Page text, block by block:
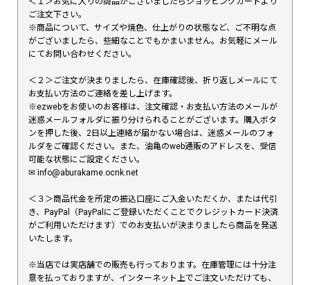
ご注文下さい。
※商品について、サイズや焼色、仕上がりの状態など、ご不明な点
がございましたら、些細なことでもかまいません。お気軽にメール
にてお問い合わせください。
＜２＞ご注文が決まりましたら、在庫確認後、折り返しメールにて
お支払い方法のご連絡を差し上げます。
※ezwebをお使いのお客様は、注文確認・お支払い方法のメールが
迷惑メールフォルダに振り分けられることがございます。購入ボタ
ンを押した後、2日以上連絡が届かない場合は、迷惑メールのフォ
ルダをご確認ください。また、油亀のweb通販のアドレスを、受信
可能な状態にご設定ください。
✉︎ info@aburakame.ocnk.net
＜３＞商品代金を所定の振込口座にご入金いただくか、または代引
き、PayPal（PayPalにご登録いただくことでクレジットカード決済
がご利用いただけます）でのお支払いが決まりましたら商品を発送
いたします。
※当店では実店舗での販売も行っております。在庫管理には十分注
意を払っておりますが、インターネット上でご注文いただけても、